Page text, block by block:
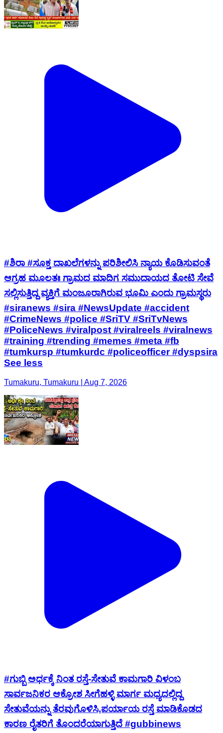
#ಶಿರಾ #ಸೂಕ್ತ ದಾಖಲೆಗಳನ್ನು ಪರಿಶೀಲಿಸಿ ನ್ಯಾಯ ಕೊಡಿಸುವಂತೆ
ಆಗ್ರಹ ಮೂಲತಃ ಗ್ರಾಮದ ಮಾದಿಗ ಸಮುದಾಯದ ತೋಟಿ ಸೇವೆ
ಸಲ್ಲಿಸುತ್ತಿದ್ದ ವ್ಯಕ್ತಿಗೆ ಮಂಜೂರಾಗಿರುವ ಭೂಮಿ ಎಂದು ಗ್ರಾಮಸ್ಥರು
#siranews #sira #NewsUpdate #accident
#CrimeNews #police #SriTV #SriTvNews
#PoliceNews #viralpost #viralreels #viralnews
#training #trending #memes #meta #fb
#tumkursp #tumkurdc #policeofficer #dyspsira
See less
Tumakuru, Tumakuru | Aug 7, 2026
#ಗುಬ್ಬಿ ಅರ್ಧಕ್ಕೆ ನಿಂತ ರಸ್ತೆ-ಸೇತುವೆ ಕಾಮಗಾರಿ ವಿಳಂಬ
ಸಾರ್ವಜನಿಕರ ಆಕ್ರೋಶ ಸೀಗೆಹಳ್ಳಿ ಮಾರ್ಗ ಮಧ್ಯದಲ್ಲಿದ್ದ
ಸೇತುವೆಯನ್ನು ತೆರವುಗೊಳಿಸಿ,ಪರ್ಯಾಯ ರಸ್ತೆ ಮಾಡಿಕೊಡದ
ಕಾರಣ ರೈತರಿಗೆ ತೊಂದರೆಯಾಗುತ್ತಿದೆ #gubbinews